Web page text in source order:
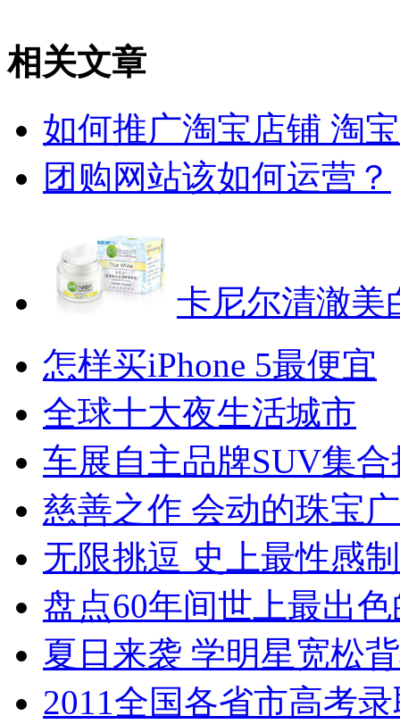
相关文章
如何推广淘宝店铺 淘
团购网站该如何运营？
卡尼尔清澈美
怎样买iPhone 5最便宜
全球十大夜生活城市
车展自主品牌SUV集合
慈善之作 会动的珠宝
无限挑逗 史上最性感
盘点60年间世上最出色
夏日来袭 学明星宽松
2011全国各省市高考